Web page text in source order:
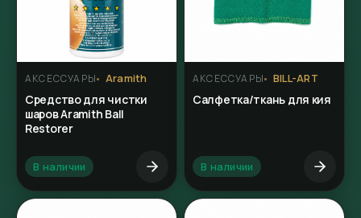
АКСЕССУАРЫ Aramith
Средство для чистки
шаров Aramith Ball
Restorer
В наличии
АКСЕССУАРЫ BILL-ART
Салфетка/ткань для кия
В наличии